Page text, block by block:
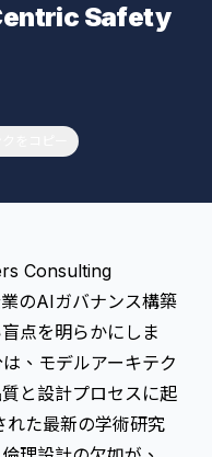
Safety
Consulting
のAIガバナンス構築
点を明らかにしま
、モデルアーキテク
と設計プロセスに起
れた最新の学術研究